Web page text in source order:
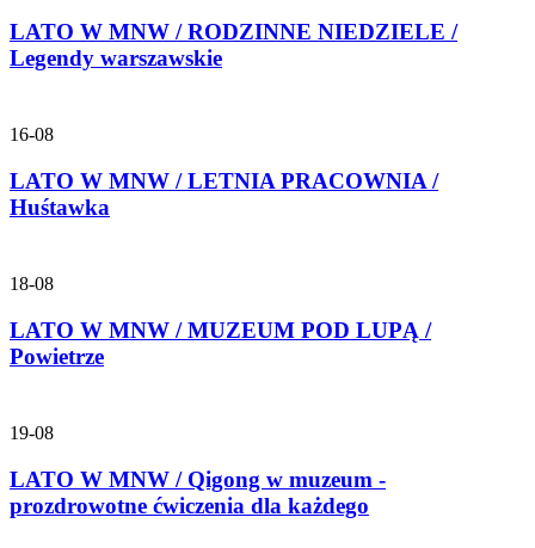
LATO W MNW / RODZINNE NIEDZIELE /
Legendy warszawskie
16-08
LATO W MNW / LETNIA PRACOWNIA /
Huśtawka
18-08
LATO W MNW / MUZEUM POD LUPĄ /
Powietrze
19-08
LATO W MNW / Qigong w muzeum -
prozdrowotne ćwiczenia dla każdego